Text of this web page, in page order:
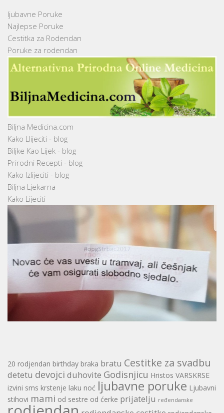
ljubavne Poruke
Najlepse Poruke
Cestitka za Rodendan
Poruke za rodendan
Biljna Medicina.com
Kako Llijeciti - blog
Biljke Kao Lijek - blog
Prirodni Recepti - blog
Kako Izlijeciti - blog
Biljna Ljekarna
Kako Lijeciti
20 rodjendan birthday braka bratu Cestitke za svadbu
detetu devojci duhovite Godisnjicu Hristos VARSKRSE
izvini sms krstenje laku noć ljubavne poruke Ljubavni
stihovi mami od sestre od ćerke prijatelju ređendanske